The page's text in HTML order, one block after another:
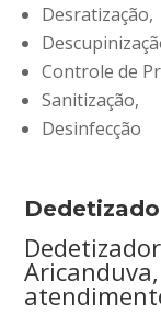
Desratização,
Controle de
Sanitização,
Desinfecção